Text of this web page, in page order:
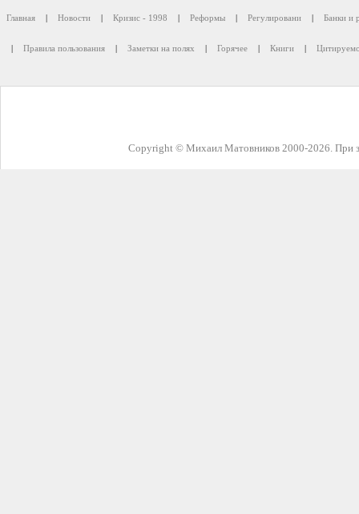
Главная | Новости | Кризис - 1998 | Реформы | Регулировани | Банки и
| Правила пользования | Заметки на полях | Горячее | Книги |
Copyright © Михаил Матовников 2000-2026. При